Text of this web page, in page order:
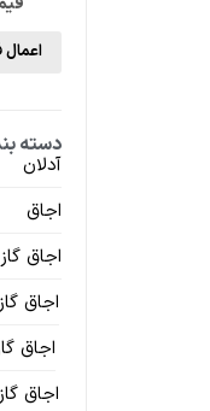
اعمال
دسته
آدلان
اجاق
اجاق گاز
اجاق
اجاق
اجاق